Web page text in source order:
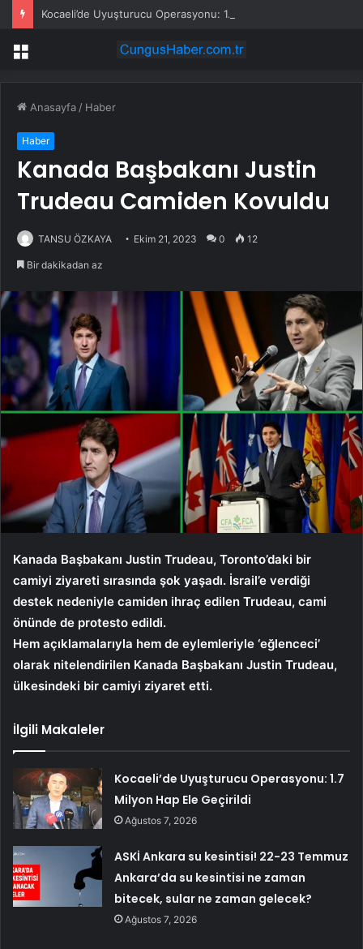
Menü
Anasayfa / Haber
Haber
Kanada Başbakanı Justin
Trudeau Camiden Kovuldu
TANSU ÖZKAYA Ekim 21, 2023 0 12
Bir dakikadan az
Kanada Başbakanı Justin Trudeau, Toronto’daki bir
camiyi ziyareti sırasında şok yaşadı. İsrail’e verdiği
destek nedeniyle camiden ihraç edilen Trudeau, cami
önünde de protesto edildi.
Hem açıklamalarıyla hem de eylemleriyle ‘eğlenceci’
olarak nitelendirilen Kanada Başbakanı Justin Trudeau,
ülkesindeki bir camiyi ziyaret etti.
İlgili Makaleler
Kocaeli’de Uyuşturucu Operasyonu: 1.7
Milyon Hap Ele Geçirildi
Ağustos 7, 2026
ASKİ Ankara su kesintisi! 22-23 Temmuz
Ankara’da su kesintisi ne zaman
bitecek, sular ne zaman gelecek?
Ağustos 7, 2026